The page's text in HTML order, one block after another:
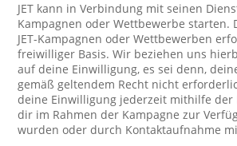
JET kann in Verbindung mit seinen
Kampagnen oder Wettbewerbe starten.
JET-Kampagnen oder Wettbewerben
freiwilliger Basis. Wir beziehen uns
auf deine Einwilligung, es sei denn,
gemäß geltendem Recht nicht
deine Einwilligung jederzeit mithilfe der
dir im Rahmen der Kampagne zur
wurden oder durch Kontaktaufnahme